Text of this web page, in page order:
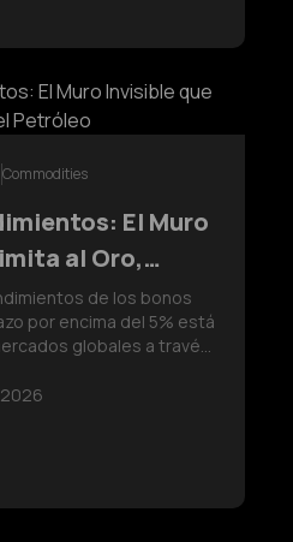
Commodities
El Muro
al Oro,
de los bonos
por encima del 5% está
globales a través
Oro, Bitcoin y el